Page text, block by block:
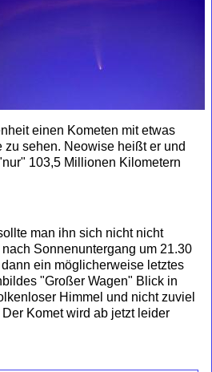
einen Kometen mit etwas
sehen. Neowise heißt er und
103,5 Millionen Kilometern
man ihn sich nicht nicht
Sonnenuntergang um 21.30
ein möglicherweise letztes
"Großer Wagen" Blick in
Himmel und nicht zuviel
Komet wird ab jetzt leider